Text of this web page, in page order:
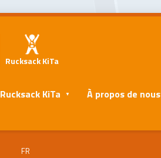
Rucksack KiTa
Rucksack KiTa À propos de nous
FR